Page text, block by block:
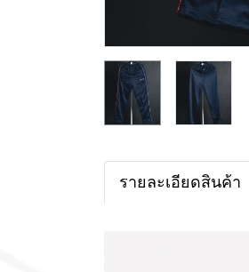
รายละเอียดสินค้า